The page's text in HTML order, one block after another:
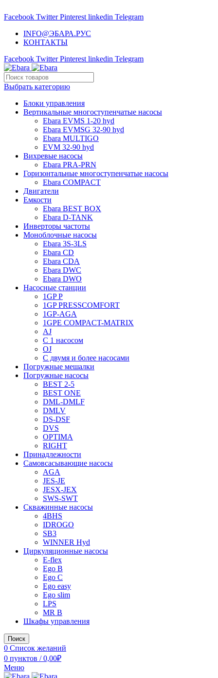
Facebook Twitter Pinterest linkedin Telegram
INFO@ЭБАРА.РУС
КОНТАКТЫ
Facebook Twitter Pinterest linkedin Telegram
Выбрать категорию
Блоки управления
Вертикальные многоступенчатые насосы
Ebara EVMS 1-20 hyd
Ebara EVMSG 32-90 hyd
Ebara MULTIGO
EVM 32-90 hyd
Вихревые насосы
Ebara PRA-PRN
Горизонтальные многоступенчатые насосы
Ebara COMPACT
Двигатели
Емкости
Ebara BEST BOX
Ebara D-TANK
Инверторы частоты
Моноблочные насосы
Ebara 3S-3LS
Ebara CD
Ebara CDA
Ebara DWC
Ebara DWO
Насосные станции
1GP P
1GP PRESSCOMFORT
1GP-AGA
1GPE COMPACT-MATRIX
AJ
C 1 насосом
OJ
С двумя и более насосами
Погружные мешалки
Погружные насосы
BEST 2-5
BEST ONE
DML-DMLF
DMLV
DS-DSF
DVS
OPTIMA
RIGHT
Принадлежности
Самовсасывающие насосы
AGA
JES-JE
JESX-JEX
SWS-SWT
Скважинные насосы
4BHS
IDROGO
SB3
WINNER Hyd
Циркуляционные насосы
E-flex
Ego B
Ego C
Ego easy
Ego slim
LPS
MR B
Шкафы управления
Поиск
0 Список желаний
0 пунктов / 0,00₽
Меню